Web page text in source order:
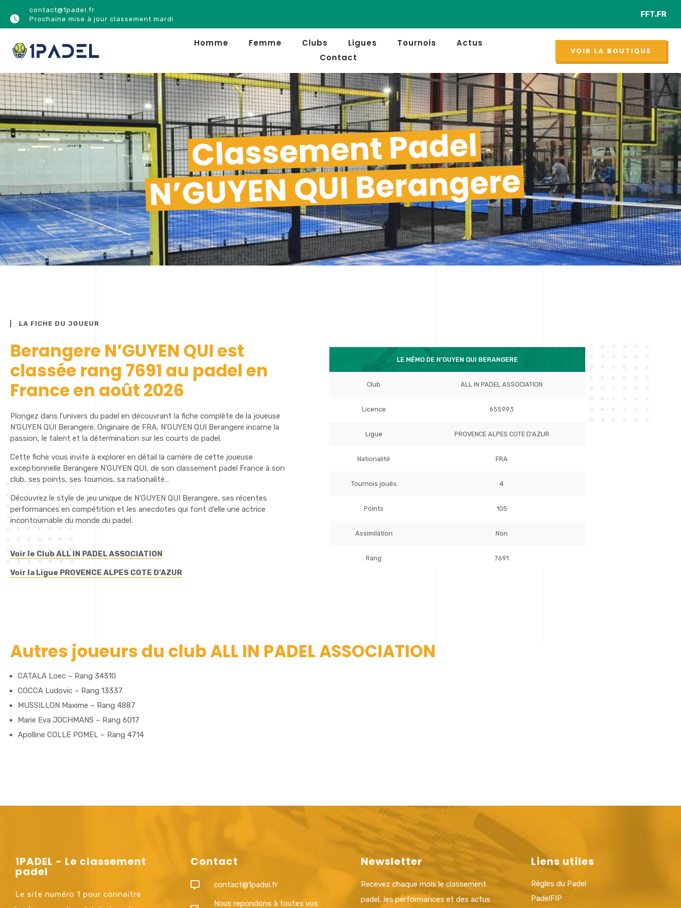
contact@1padel.fr
Prochaine mise à jour classement mardi
NOUVEAUFFT.FR
Homme Femme Clubs Ligues Tournois
Actus
Contact
VOIR LA BOUTIQUE
Classement Padel
N’GUYEN QUI Berangere
LA FICHE DU JOUEUR
Berangere N’GUYEN QUI est
classée rang 7691 au padel en
France en août 2026
Plongez dans l’univers du padel en découvrant la fiche complète de la joueuse
N’GUYEN QUI Berangere. Originaire de FRA, N’GUYEN QUI Berangere incarne la
passion, le talent et la détermination sur les courts de padel.
Cette fiche vous invite à explorer en détail la carrière de cette joueuse
exceptionnelle Berangere N’GUYEN QUI, de son classement padel France à son
club, ses points, ses tournois, sa nationalité…
Découvrez le style de jeu unique de N’GUYEN QUI Berangere, ses récentes
performances en compétition et les anecdotes qui font d’elle une actrice
incontournable du monde du padel.
Voir le Club ALL IN PADEL ASSOCIATION
Voir la Ligue PROVENCE ALPES COTE D'AZUR
LE MÉMO DE N’GUYEN QUI BERANGERE
Club ALL IN PADEL ASSOCIATION
Licence 655993
Ligue PROVENCE ALPES COTE D'AZUR
Nationalité FRA
Tournois joués 4
Points 105
Assimilation Non
Rang 7691
Autres joueurs du club ALL IN PADEL ASSOCIATION
CATALA Loec – Rang 34310
COCCA Ludovic – Rang 13337
MUSSILLON Maxime – Rang 4887
Marie Eva JOCHMANS – Rang 6017
Apolline COLLE POMEL – Rang 4714
1PADEL - Le classement
padel
Le site numéro 1 pour connaitre
Contact
contact@1padel.fr
Nous repondons à toutes vos
Newsletter
Recevez chaque mois le classement
padel, les performances et des actus
Liens utiles
Règles du Padel
PadelFIP